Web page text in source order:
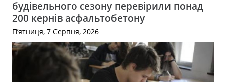
будівельного сезону перевірили понад
200 кернів асфальтобетону
П’ятниця, 7 Серпня, 2026